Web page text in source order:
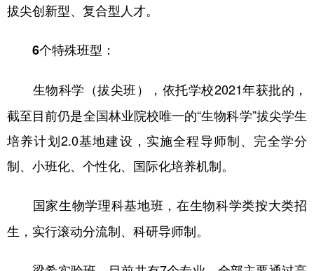
拔尖创新型、复合型人才。
6个特殊班型：
生物科学（拔尖班）
，依托学校2021年获批的，
截至目前仍是全国林业院校唯一的“生物科学”拔尖学生
培养计划2.0基地建设，实施全程导师制、完全学分
制、小班化、个性化、国际化培养机制。
国家生物学理科基地班 ，在生物科学类按大类招
生，实行滚动分流制、科研导师制。